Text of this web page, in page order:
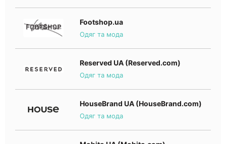
Footshop.ua
Одяг та мода
Reserved UA (Reserved.com)
Одяг та мода
HouseBrand UA (HouseBrand.com)
Одяг та мода